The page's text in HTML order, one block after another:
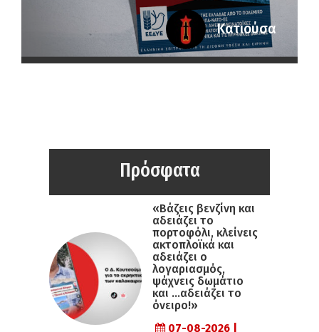
Κατιούσα
Πρόσφατα
«Βάζεις βενζίνη και
αδειάζει το
πορτοφόλι, κλείνεις
ακτοπλοϊκά και
αδειάζει ο
λογαριασμός,
ψάχνεις δωμάτιο
και …αδειάζει το
όνειρο!»
07-08-2026 |